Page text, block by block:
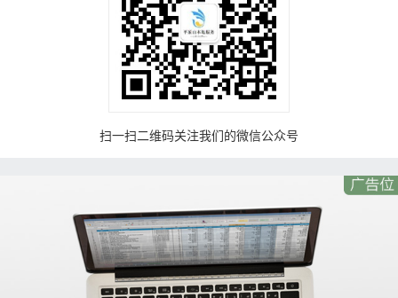
扫一扫二维码关注我们的微信公众号